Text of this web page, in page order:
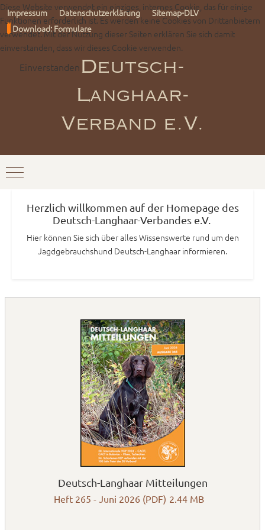
Impressum Datenschutzerklärung
Sitemap-DLV
Download: Formulare
Deutsch-
Langhaar-
Verband e.V.
Mobile Menu Toggle
Herzlich willkommen auf der Homepage des
Deutsch-Langhaar-Verbandes e.V.
Hier können Sie sich über alles Wissenswerte rund um den
Jagdgebrauchshund Deutsch-Langhaar informieren.
Deutsch-Langhaar Mitteilungen
Heft 265 - Juni 2026 (PDF) 2.44 MB
Diese Website verwendet ein einziges, internes Cookie, das für einige
Funktionen erforderlich ist. Es werden keine Cookies von Drittanbietern
verwendet. Mit der Nutzung dieser Seiten erklären Sie sich damit
einverstanden, dass wir dieses Cookie verwenden.
Einverstanden